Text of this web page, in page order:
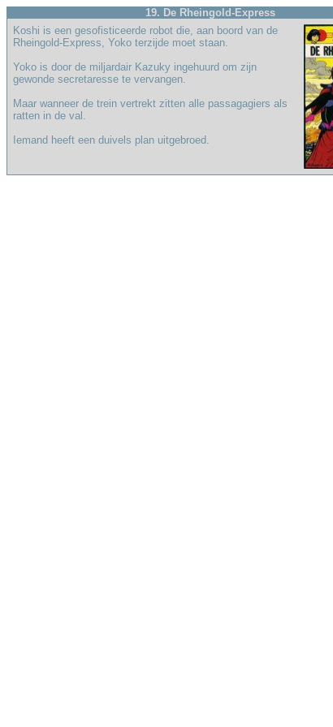
19. De Rheingold-Express
Koshi is een gesofisticeerde robot die, aan boord van de
Rheingold-Express, Yoko terzijde moet staan.
Yoko is door de miljardair Kazuky ingehuurd om zijn
gewonde secretaresse te vervangen.
Maar wanneer de trein vertrekt zitten alle passagagiers als
ratten in de val.
Iemand heeft een duivels plan uitgebroed.